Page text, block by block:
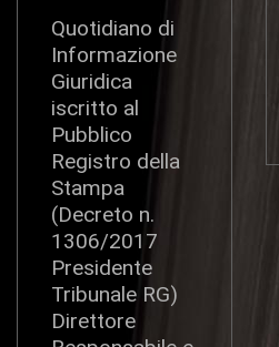
Quotidiano di
Informazione
Giuridica
iscritto al
Pubblico
Registro della
Stampa
(Decreto n.
1306/2017
Presidente
Tribunale RG)
Direttore